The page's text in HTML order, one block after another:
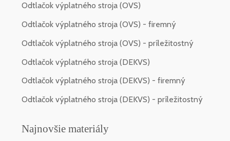
Odtlačok výplatného stroja (OVS)
Odtlačok výplatného stroja (OVS) - firemný
Odtlačok výplatného stroja (OVS) - príležitostný
Odtlačok výplatného stroja (DEKVS)
Odtlačok výplatného stroja (DEKVS) - firemný
Odtlačok výplatného stroja (DEKVS) - príležitostný
Najnovšie materiály